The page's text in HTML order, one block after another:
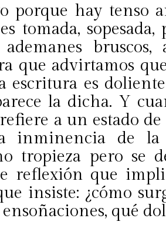
porque hay tenso
tomada,
que advirtamos
escritura es
la dicha. Y
a un estado
inminencia de la
tropieza pero se
reflexión que
insiste: ¿cómo
qué